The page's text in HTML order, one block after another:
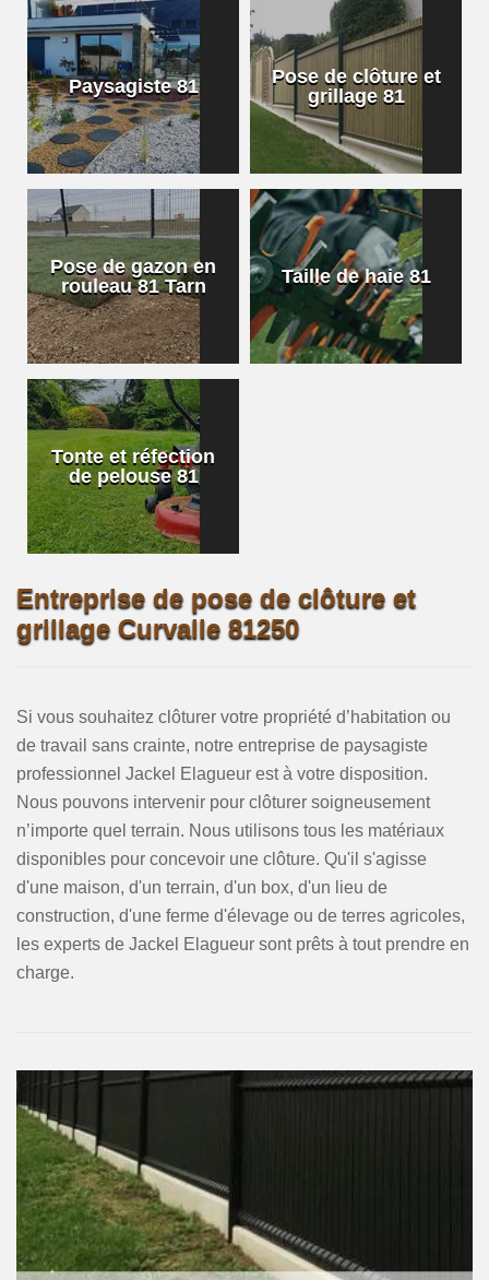
Paysagiste 81
Pose de clôture et
grillage 81
Pose de gazon en
rouleau 81 Tarn
Taille de haie 81
Tonte et réfection
de pelouse 81
Entreprise de pose de clôture et
grillage Curvalle 81250
Si vous souhaitez clôturer votre propriété d’habitation ou
de travail sans crainte, notre entreprise de paysagiste
professionnel Jackel Elagueur est à votre disposition.
Nous pouvons intervenir pour clôturer soigneusement
n’importe quel terrain. Nous utilisons tous les matériaux
disponibles pour concevoir une clôture. Qu'il s'agisse
d'une maison, d'un terrain, d'un box, d'un lieu de
construction, d'une ferme d'élevage ou de terres agricoles,
les experts de Jackel Elagueur sont prêts à tout prendre en
charge.